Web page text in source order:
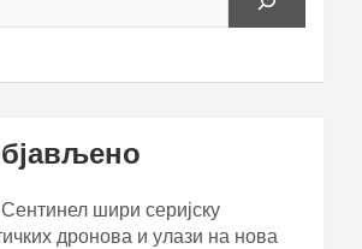
шири серијску
дронова и улази на нова